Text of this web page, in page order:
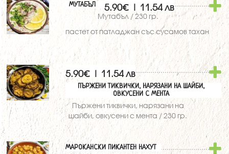
МУТАБЪЛ
Мутабъл / 230 гр.
5.90€ | 11.54 лв
пастет от патладжан със сусамов тахан
ПЪРЖЕНИ ТИКВИЧКИ, НАРЯЗАНИ НА ШАЙБИ,
ОВКУСЕНИ С МЕНТА
Пържени тиквички, нарязани на
шайби, овкусени с мента / 230 гр.
5.90€ | 11.54 лв
МАРОКАНСКИ ПИКАНТЕН НАХУТ